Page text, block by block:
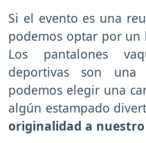
Si el evento es una
podemos optar por un
Los pantalones
deportivas son una
podemos elegir una
algún estampado
originalidad a